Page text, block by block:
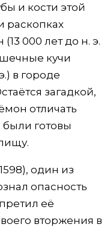
и кости этой
000 лет до н. э.
кучи
в городе
загадкой,
отличать
готовы
один из
опасность
её
вторжения в